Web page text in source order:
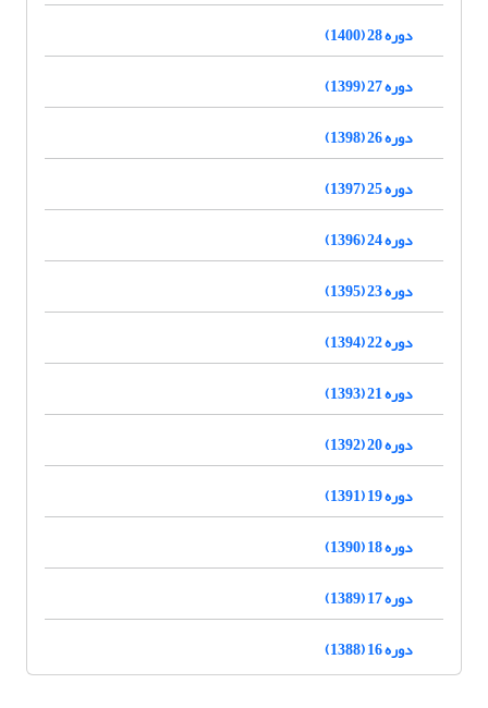
دوره 28 (1400)
دوره 27 (1399)
دوره 26 (1398)
دوره 25 (1397)
دوره 24 (1396)
دوره 23 (1395)
دوره 22 (1394)
دوره 21 (1393)
دوره 20 (1392)
دوره 19 (1391)
دوره 18 (1390)
دوره 17 (1389)
دوره 16 (1388)